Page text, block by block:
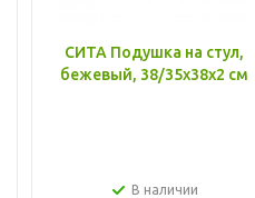
СИТА Подушка на стул,
бежевый, 38/35x38x2 см
В наличии